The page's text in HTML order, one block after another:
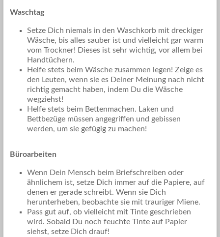
Waschtag
Setze Dich niemals in den Waschkorb mit dreckiger
Wäsche, bis alles sauber ist und vielleicht gar warm
vom Trockner! Dieses ist sehr wichtig, vor allem bei
Handtüchern.
Helfe stets beim Wäsche zusammen legen! Zeige es
den Leuten, wenn sie es Deiner Meinung nach nicht
richtig gemacht haben, indem Du die Wäsche
wegziehst!
Helfe stets beim Bettenmachen. Laken und
Bettbezüge müssen angegriffen und gebissen
werden, um sie gefügig zu machen!
Büroarbeiten
Wenn Dein Mensch beim Briefschreiben oder
ähnlichem ist, setze Dich immer auf die Papiere, auf
denen er gerade schreibt. Wenn sie Dich
herunterheben, beobachte sie mit trauriger Miene.
Pass gut auf, ob vielleicht mit Tinte geschrieben
wird. Sobald Du noch feuchte Tinte auf Papier
siehst, setze Dich drauf!